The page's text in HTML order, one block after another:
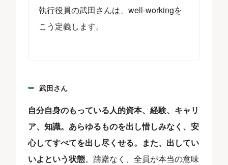
執行役員の武田さんは、well-workingを
こう定義します。
武田さん
自分自身のもっている人的資本、経験、キャリ
ア、知識。あらゆるものを出し惜しみなく、安
心してすべてを出し尽くせる。また、出してい
いよという状態。躊躇なく、全員が本当の意味